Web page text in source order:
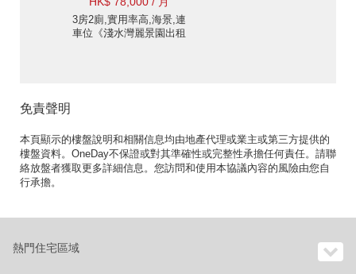
3房2廁,實用率高,海景,連
車位《淺水灣麗景園出租
免責聲明
本頁顯示的樓盤說明和相關信息均由地產代理或業主或第三方提供的
樓盤資料。OneDay不保證或對其準確性或完整性承擔任何責任。請聯
絡放盤者獲取更多詳細信息。您訪問和使用本協議內容的風險由您自
行承擔。
熱門住宅區域